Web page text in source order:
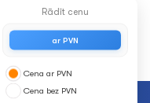
Rādīt cenu
ar PVN
Cena ar PVN
Cena bez PVN
veikalā!